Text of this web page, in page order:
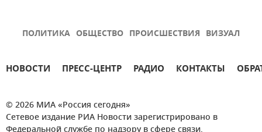
ПОЛИТИКА ОБЩЕСТВО ПРОИСШЕСТВИЯ ВИЗУАЛ
НОВОСТИ ПРЕСС-ЦЕНТР РАДИО КОНТАКТЫ
© 2026 МИА «Россия сегодня»
Сетевое издание РИА Новости зарегистрировано в